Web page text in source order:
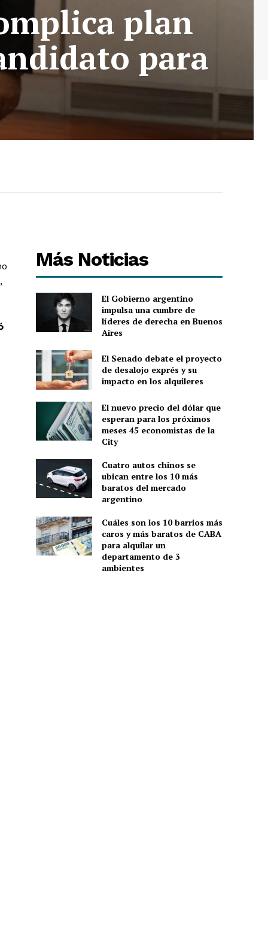
plan
para
Más Noticias
El Gobierno argentino
impulsa una cumbre de
líderes de derecha en Buenos
Aires
El Senado debate el proyecto
de desalojo exprés y su
impacto en los alquileres
El nuevo precio del dólar que
esperan para los próximos
meses 45 economistas de la
City
Cuatro autos chinos se
ubican entre los 10 más
baratos del mercado
argentino
Cuáles son los 10 barrios más
caros y más baratos de CABA
para alquilar un
departamento de 3
ambientes